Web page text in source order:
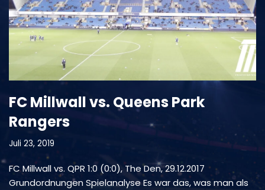
FC Millwall vs. Queens Park
Rangers
Juli 23, 2019
FC Millwall vs. QPR 1:0 (0:0), The Den, 29.12.2017
Grundordnungen Spielanalyse Es war das, was man als